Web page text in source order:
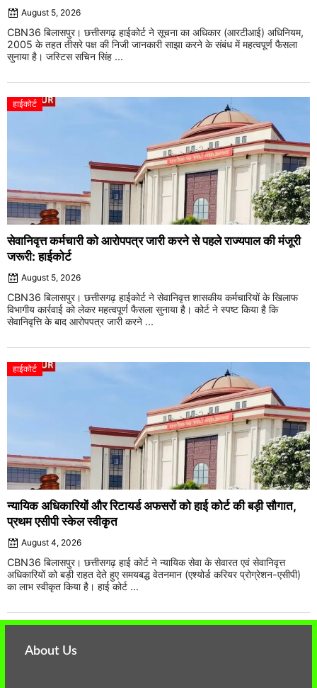
August 5, 2026
CBN36 बिलासपुर। छत्तीसगढ़ हाईकोर्ट ने सूचना का अधिकार (आरटीआई) अधिनियम,
2005 के तहत तीसरे पक्ष की निजी जानकारी साझा करने के संबंध में महत्वपूर्ण फैसला
सुनाया है। जस्टिस सचिन सिंह ...
हाईकोर्ट
सेवानिवृत्त कर्मचारी को आरोपपत्र जारी करने से पहले राज्यपाल की मंजूरी
जरूरी: हाईकोर्ट
August 5, 2026
CBN36 बिलासपुर। छत्तीसगढ़ हाईकोर्ट ने सेवानिवृत्त शासकीय कर्मचारियों के खिलाफ
विभागीय कार्रवाई को लेकर महत्वपूर्ण फैसला सुनाया है। कोर्ट ने स्पष्ट किया है कि
सेवानिवृत्ति के बाद आरोपपत्र जारी करने ...
हाईकोर्ट
न्यायिक अधिकारियों और रिटायर्ड अफसरों को हाई कोर्ट की बड़ी सौगात,
प्रथम एसीपी स्केल स्वीकृत
August 4, 2026
CBN36 बिलासपुर। छत्तीसगढ़ हाई कोर्ट ने न्यायिक सेवा के सेवारत एवं सेवानिवृत्त
अधिकारियों को बड़ी राहत देते हुए समयबद्ध वेतनमान (एश्योर्ड करियर प्रोग्रेशन-एसीपी)
का लाभ स्वीकृत किया है। हाई कोर्ट ...
About Us